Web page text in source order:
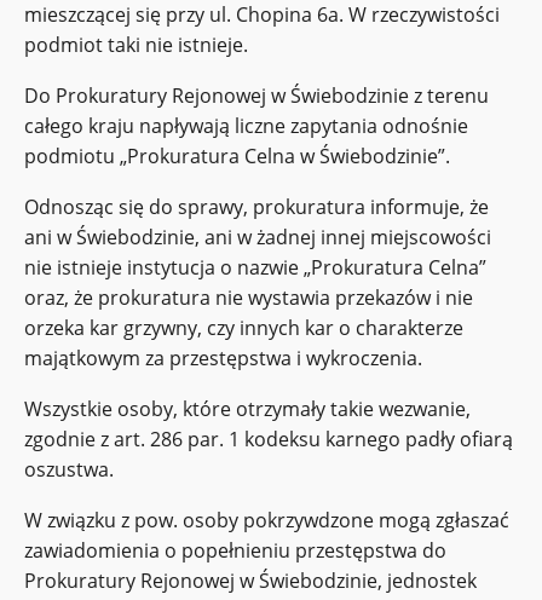
mieszczącej się przy ul. Chopina 6a. W rzeczywistości
podmiot taki nie istnieje.
Do Prokuratury Rejonowej w Świebodzinie z terenu
całego kraju napływają liczne zapytania odnośnie
podmiotu „Prokuratura Celna w Świebodzinie”.
Odnosząc się do sprawy, prokuratura informuje, że
ani w Świebodzinie, ani w żadnej innej miejscowości
nie istnieje instytucja o nazwie „Prokuratura Celna”
oraz, że prokuratura nie wystawia przekazów i nie
orzeka kar grzywny, czy innych kar o charakterze
majątkowym za przestępstwa i wykroczenia.
Wszystkie osoby, które otrzymały takie wezwanie,
zgodnie z art. 286 par. 1 kodeksu karnego padły ofiarą
oszustwa.
W związku z pow. osoby pokrzywdzone mogą zgłaszać
zawiadomienia o popełnieniu przestępstwa do
Prokuratury Rejonowej w Świebodzinie, jednostek